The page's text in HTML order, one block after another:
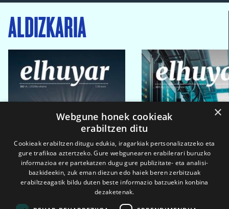
ALDIZKARIA
×
Webgune honek cookieak
erabiltzen ditu
Cookieak erabiltzen ditugu edukia, iragarkiak pertsonalizatzeko eta
gure trafikoa aztertzeko. Gure webgunearen erabilerari buruzko
informazioa ere partekatzen dugu gure publizitate- eta analisi-
bazkideekin, zuk eman diezun edo haiek beren zerbitzuak
erabiltzeagatik bildu duten beste informazio batzuekin konbina
dezaketenak.